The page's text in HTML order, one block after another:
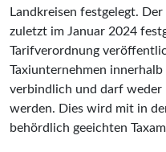
Landkreisen festgelegt.
zuletzt im Januar 2024
Tarifverordnung
Taxiunternehmen
verbindlich und darf
werden. Dies wird mit in
behördlich geeichten